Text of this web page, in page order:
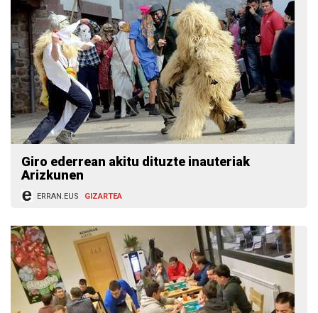
Giro ederrean akitu dituzte inauteriak
Arizkunen
ERRAN.EUS GIZARTEA